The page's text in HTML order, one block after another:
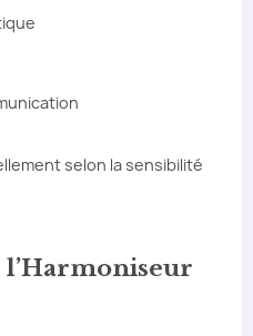
selon la sensibilité